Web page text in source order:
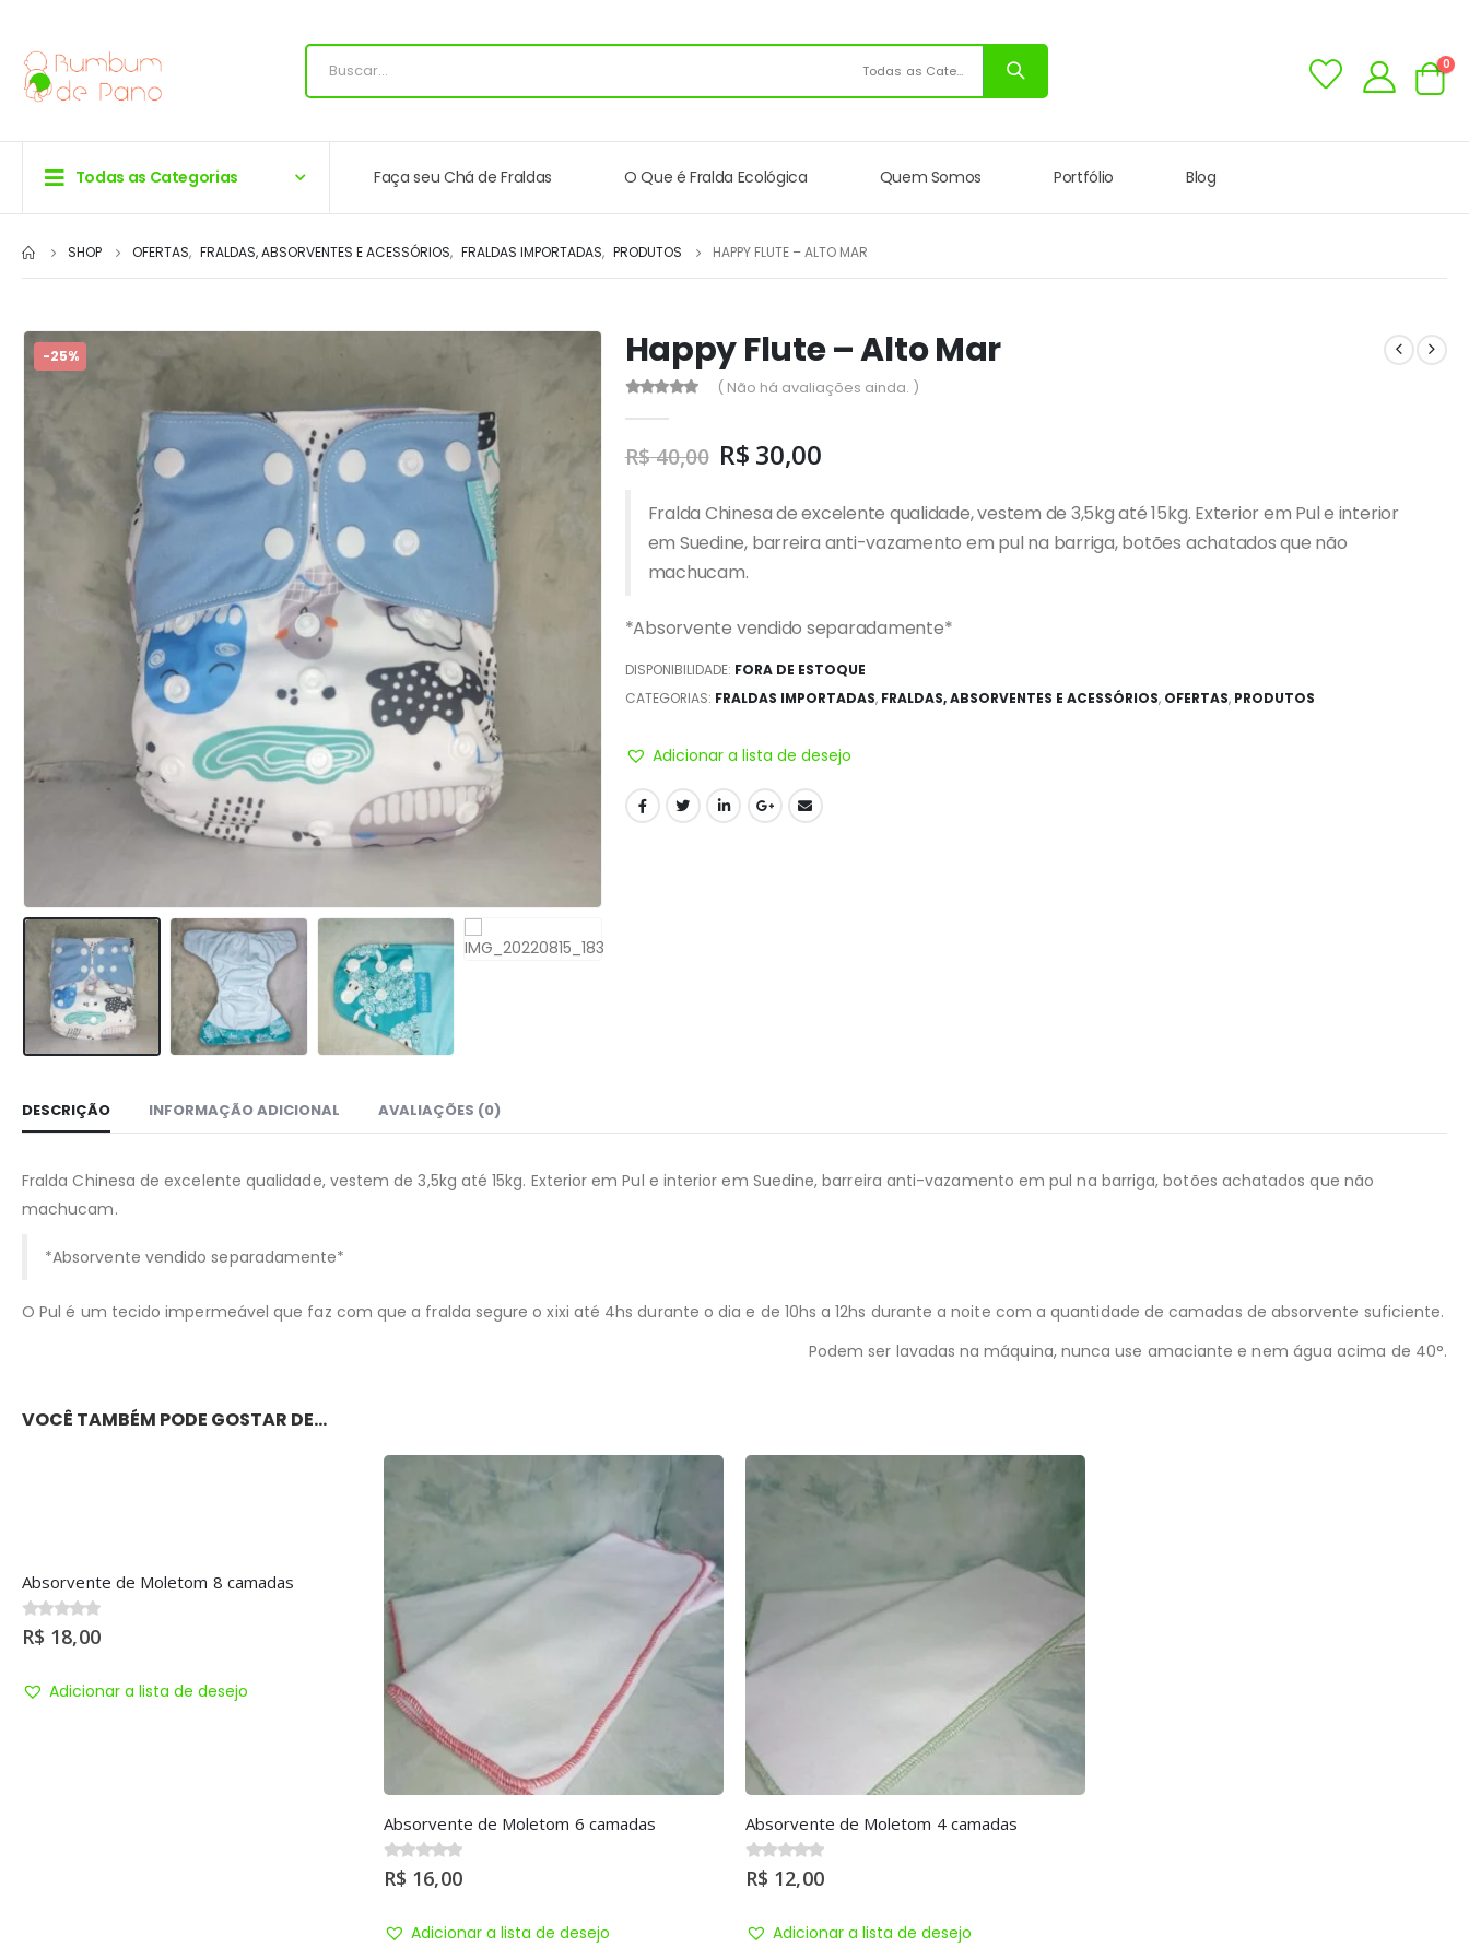
Todas as Categorias 0
Todas as Categorias Faça seu Chá de Fraldas O Que é Fralda Ecológica Quem Somos Portfólio Blog
SHOP OFERTAS, FRALDAS, ABSORVENTES E ACESSÓRIOS, FRALDAS IMPORTADAS, PRODUTOS HAPPY FLUTE – ALTO MAR
-25% Happy Flute – Alto Mar
( Não há avaliações ainda. )
R$40,00 R$ 30,00
Fralda Chinesa de excelente qualidade, vestem de 3,5kg até 15kg. Exterior em Pul e interior
em Suedine, barreira anti-vazamento em pul na barriga, botões achatados que não
machucam.
*Absorvente vendido separadamente*
DISPONIBILIDADE: FORA DE ESTOQUE
CATEGORIAS: FRALDAS IMPORTADAS, FRALDAS, ABSORVENTES E ACESSÓRIOS, OFERTAS, PRODUTOS
Adicionar a lista de desejo
DESCRIÇÃO INFORMAÇÃO ADICIONAL AVALIAÇÕES (0)
Fralda Chinesa de excelente qualidade, vestem de 3,5kg até 15kg. Exterior em Pul e interior em Suedine, barreira anti-vazamento em pul na barriga, botões achatados que não
machucam.
*Absorvente vendido separadamente*
O Pul é um tecido impermeável que faz com que a fralda segure o xixi até 4hs durante o dia e de 10hs a 12hs durante a noite com a quantidade de camadas de absorvente suficiente.
Podem ser lavadas na máquina, nunca use amaciante e nem água acima de 40°.
VOCÊ TAMBÉM PODE GOSTAR DE…
Absorvente de Moletom 8 camadas
0out of 5
R$ 18,00
Adicionar a lista de desejo
Absorvente de Moletom 6 camadas
0out of 5
R$ 16,00
Adicionar a lista de desejo
Absorvente de Moletom 4 camadas
0out of 5
R$ 12,00
Adicionar a lista de desejo